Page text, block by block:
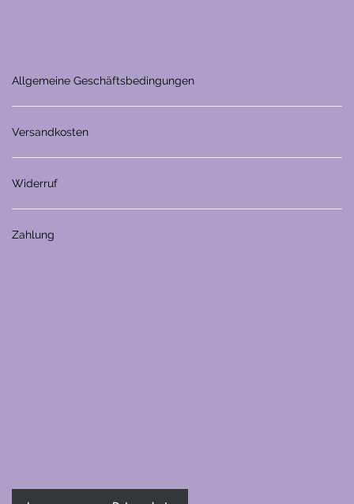
Allgemeine Geschäftsbedingungen
Versandkosten
Widerruf
Zahlung